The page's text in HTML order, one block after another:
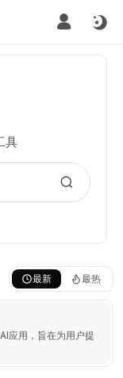
具
最新 最热
应用，旨在为用户提